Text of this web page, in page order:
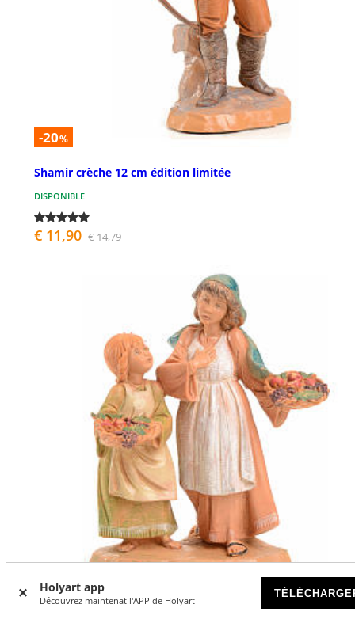
Holyart app
Découvrez maintenat l'APP de Holyart
-20%
Shamir crèche 12 cm édition limitée
DISPONIBLE
€ 11,90 € 14,79
-15%